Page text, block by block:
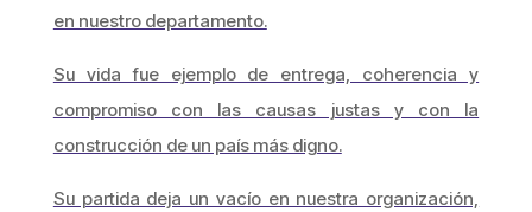
en nuestro departamento.
Su vida fue ejemplo de entrega, coherencia y
compromiso con las causas justas y con la
construcción de un país más digno.
Su partida deja un vacío en nuestra organización,